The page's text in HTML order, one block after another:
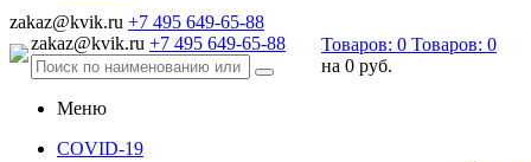
zakaz@kvik.ru +7 495 649-65-88
zakaz@kvik.ru +7 495 649-65-88 Товаров: 0 Товаров: 0
на 0 руб.
Меню
COVID-19